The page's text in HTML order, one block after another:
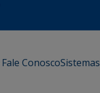
Fale ConoscoSistemas